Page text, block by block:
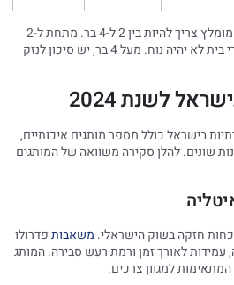
מומלץ צריך להיות בין 2 ל-4 בר. מתחת ל-2
בר, השימוש במקלחת ובמכשירי בית לא יהיה נוח. מעל 4 בר, יש סיכון לנזק
לשנת 2024
בישראל כולל מספר מותגים איכותיים,
שונים. להלן סקירה משוואה של המותגים
חזקה בשוק הישראלי. משאבותפדרולו
עמידות לאורך זמן ורמת רעש סבירה. המותג